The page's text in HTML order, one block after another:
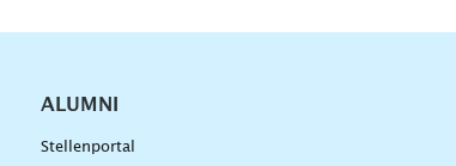
ALUMNI
Stellenportal